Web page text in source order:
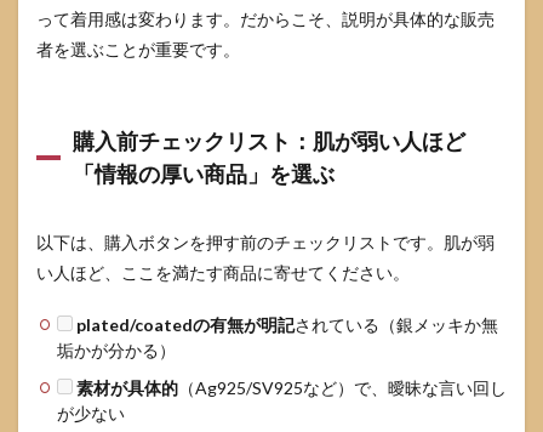
って着用感は変わります。だからこそ、説明が具体的な販売
者を選ぶことが重要です。
購入前チェックリスト：肌が弱い人ほど
「情報の厚い商品」を選ぶ
以下は、購入ボタンを押す前のチェックリストです。肌が弱
い人ほど、ここを満たす商品に寄せてください。
plated/coatedの有無が明記されている（銀メッキか無
垢かが分かる）
素材が具体的 （Ag925/SV925など）で、曖昧な言い回し
が少ない